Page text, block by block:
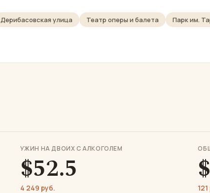
Дерибасовская улица Театр оперы и балета Парк им.
УЖИН НА ДВОИХ С АЛКОГОЛЕМ
$52.5
4 249 руб.